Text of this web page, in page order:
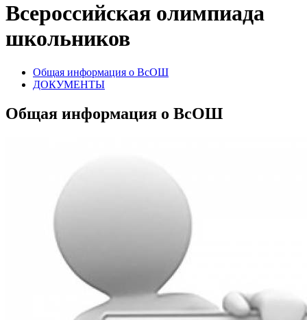
Всероссийская олимпиада
школьников
Общая информация о ВсОШ
ДОКУМЕНТЫ
Общая информация о ВсОШ